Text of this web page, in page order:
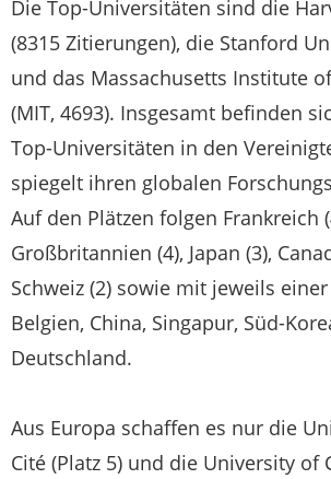
Die Top-Universitäten sind die
(8315 Zitierungen), die Stanford
und das Massachusetts Institute
(MIT, 4693). Insgesamt befinden
Top-Universitäten in den
spiegelt ihren globalen
Auf den Plätzen folgen Frankreich
Großbritannien (4), Japan (3),
Schweiz (2) sowie mit jeweils
Belgien, China, Singapur, Süd-
Deutschland.
Aus Europa schaffen es nur die
Cité (Platz 5) und die University of